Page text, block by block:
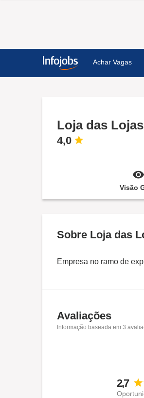
Achar Vagas
Loja das Lojas
4,0
Visão
Sobre Loja das
Empresa no ramo de
Avaliações
Informação baseada em 3
2,7